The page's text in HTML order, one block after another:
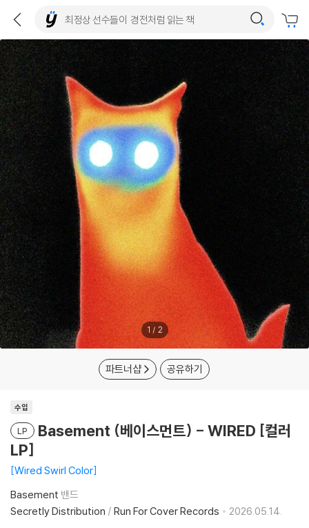
1 / 2
파트너샵 공유하기
수입
LP
Basement (베이스먼트) - WIRED [컬러
LP]
Wired Swirl Color
Basement 밴드
Secretly Distribution / Run For Cover Records
2026.05.14.